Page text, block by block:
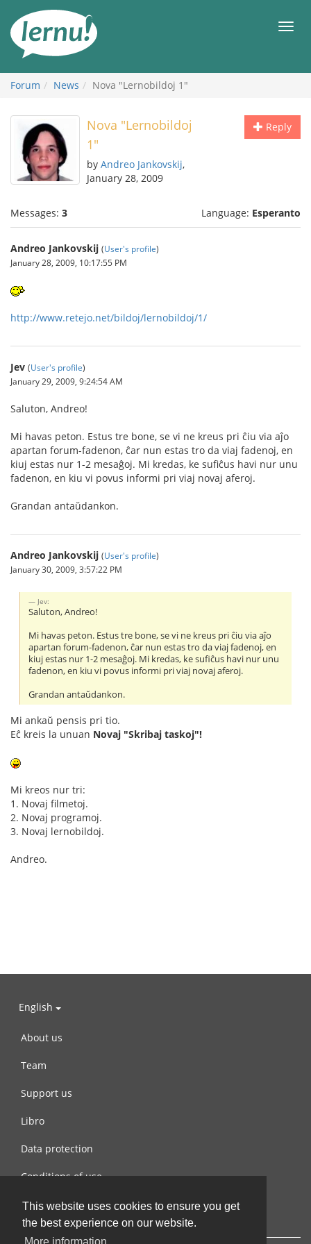
This website uses cookies to ensure you get
the best experience on our website.
the
content
Forum News Nova "Lernobildoj 1"
Reply
Nova "Lernobildoj
1"
by Andreo Jankovskij,
January 28, 2009
Messages: 3 Language: Esperanto
Andreo Jankovskij (User's profile)
January 28, 2009, 10:17:55 PM
http://www.retejo.net/bildoj/lernobildoj/1/
Jev (User's profile)
January 29, 2009, 9:24:54 AM
Saluton, Andreo!
Mi havas peton. Estus tre bone, se vi ne kreus pri ĉiu via aĵo
apartan forum-fadenon, ĉar nun estas tro da viaj fadenoj, en
kiuj estas nur 1-2 mesaĝoj. Mi kredas, ke sufiĉus havi nur unu
fadenon, en kiu vi povus informi pri viaj novaj aferoj.
Grandan antaŭdankon.
Andreo Jankovskij (User's profile)
January 30, 2009, 3:57:22 PM
Jev:
Saluton, Andreo!
Mi havas peton. Estus tre bone, se vi ne kreus pri ĉiu via aĵo
apartan forum-fadenon, ĉar nun estas tro da viaj fadenoj, en
kiuj estas nur 1-2 mesaĝoj. Mi kredas, ke sufiĉus havi nur unu
fadenon, en kiu vi povus informi pri viaj novaj aferoj.
Grandan antaŭdankon.
Mi ankaŭ pensis pri tio.
Eĉ kreis la unuan Novaj "Skribaj taskoj"!
Mi kreos nur tri:
1. Novaj filmetoj.
2. Novaj programoj.
3. Novaj lernobildoj.
Andreo.
English
About us
Team
Support us
Libro
Data protection
Conditions of use
Contact us